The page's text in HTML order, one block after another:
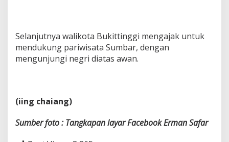
Selanjutnya walikota Bukittinggi mengajak untuk
mendukung pariwisata Sumbar, dengan
mengunjungi negri diatas awan.
(iing chaiang)
Sumber foto : Tangkapan layar Facebook Erman Safar